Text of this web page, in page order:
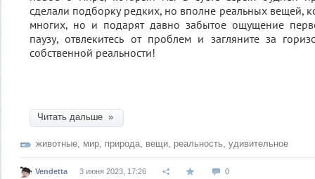
сделали подборку редких, но вполне реальных вещей,
многих, но и подарят давно забытое ощущение
паузу, отвлекитесь от проблем и загляните за
собственной реальности!
Читать дальше »
животные мир природа вещи реальность удивительное
Vendetta 3 июня 2023, 17:26 0